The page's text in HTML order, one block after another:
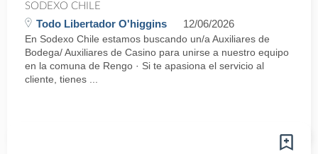
SODEXO CHILE
Todo Libertador O'higgins 12/06/2026
En Sodexo Chile estamos buscando un/a Auxiliares de
Bodega/ Auxiliares de Casino para unirse a nuestro equipo
en la comuna de Rengo · Si te apasiona el servicio al
cliente, tienes ...